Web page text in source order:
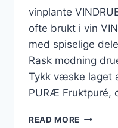
vinplante
ofte brukt i vin
med spiselige
Rask modning
Tykk væske laget
PURÆ Fruktpuré,
READ MORE VINDRUE